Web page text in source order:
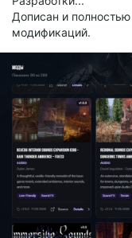
Дописан и полностью
модификаций.